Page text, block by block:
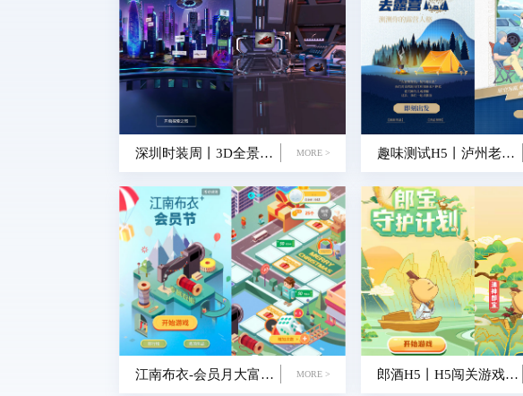
深圳时装周丨3D全景H5-时尚元宇宙FMVS MORE > 趣味测试H5丨泸州老窖-窖你一起去露营
江南布衣-会员月大富翁H5小游戏 MORE > 郎酒H5丨H5闯关游戏-郎宝守护计划